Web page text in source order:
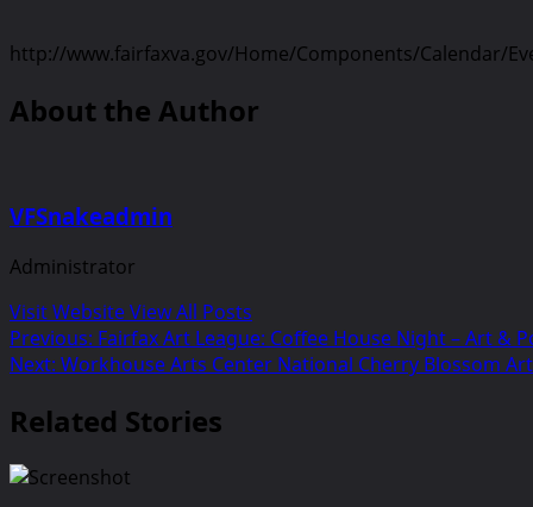
http://www.fairfaxva.gov/Home/Components/Calendar/
About the Author
VFSnakeadmin
Administrator
Visit WebsiteView All Posts
Post
navigation
Previous: Fairfax Art League: Coffee House Night – Art &
Next: Workhouse Arts Center National Cherry Blossom
Related Stories